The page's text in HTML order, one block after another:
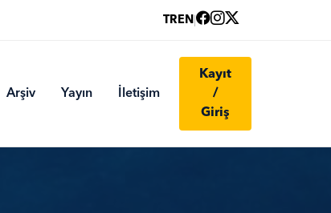
TR EN
Arşiv Yayın İletişim
Kayıt
/
Giriş